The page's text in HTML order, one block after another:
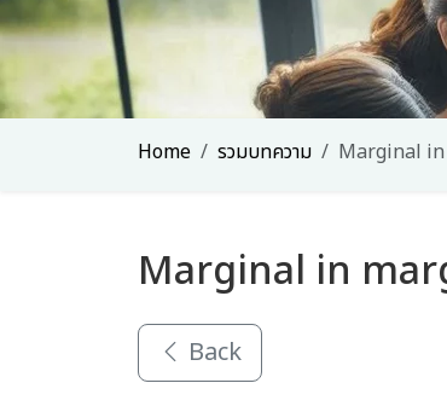
Home รวมบทความ Marginal in
Marginal in
Back